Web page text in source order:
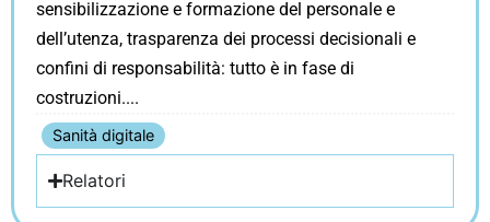
sensibilizzazione e formazione del personale e
dell’utenza, trasparenza dei processi decisionali e
confini di responsabilità: tutto è in fase di
costruzioni.
Sanità digitale
Relatori